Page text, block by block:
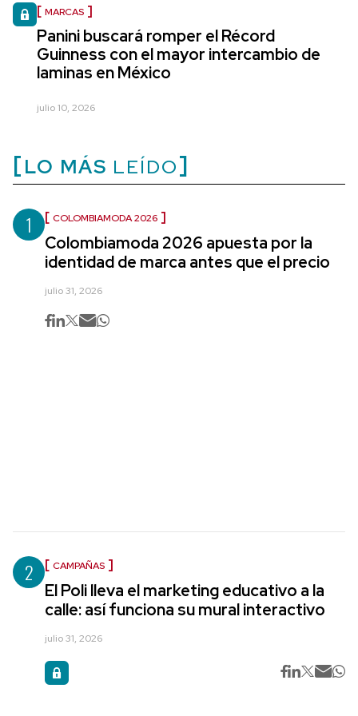
MARCAS
Panini buscará romper el Récord
Guinness con el mayor intercambio de
laminas en México
julio 10, 2026
LO MÁS LEÍDO
1 COLOMBIAMODA 2026
Colombiamoda 2026 apuesta por la
identidad de marca antes que el precio
julio 31, 2026
2 CAMPAÑAS
El Poli lleva el marketing educativo a la
calle: así funciona su mural interactivo
julio 31, 2026